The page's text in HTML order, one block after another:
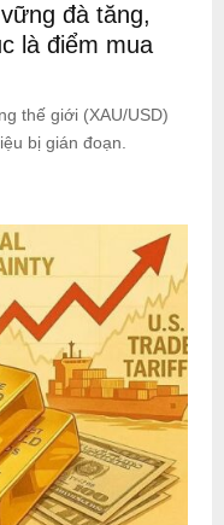
đà tăng,
là điểm mua
thế giới (XAU/USD)
bị gián đoạn.